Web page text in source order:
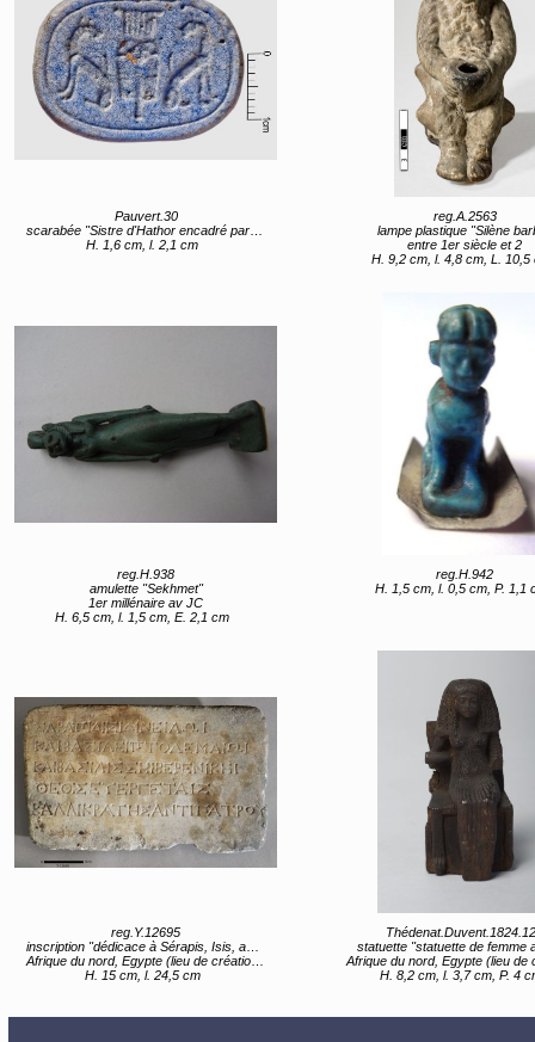
Pauvert.30
scarabée "Sistre d'Hathor encadré par deux lions"
H. 1,6 cm, l. 2,1 cm
reg.A.2563
lampe plastique "Silène
entre 1er siècle et 2
H. 9,2 cm, l. 4,8 cm, L. 10,5
reg.H.938
amulette "Sekhmet"
1er millénaire av JC
H. 6,5 cm, l. 1,5 cm, E. 2,1 cm
reg.H.942
H. 1,5 cm, l. 0,5 cm, P. 1,1
reg.Y.12695
inscription "dédicace à Sérapis, Isis, au Nil et aux dieux évergètes"
Afrique du nord, Egypte (lieu de création) 3e siècle av JC avant 221 av JC
H. 15 cm, l. 24,5 cm
statuette "statuette de femme
Afrique du nord, Egypte (lieu de
H. 8,2 cm, l. 3,7 cm, P. 4